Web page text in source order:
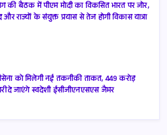
की बैठक में पीएम मोदी का विकसित भारत पर जोर,
राज्यों के संयुक्त प्रयास से तेज होगी विकास यात्रा
को मिलेगी नई तकनीकी ताकत, 449 करोड़
जाएंगे स्वदेशी ईसीजीएनएसएस जैमर